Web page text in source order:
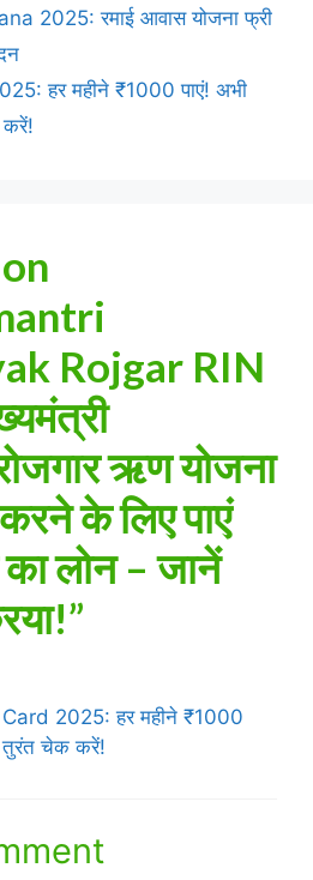
2025: रमाई आवास योजना फ्री
हर महीने ₹1000 पाएं! अभी
Rojgar RIN
ऋण योजना
के लिए पाएं
लोन – जानें
2025: हर महीने ₹1000
तुरंत चेक करें!